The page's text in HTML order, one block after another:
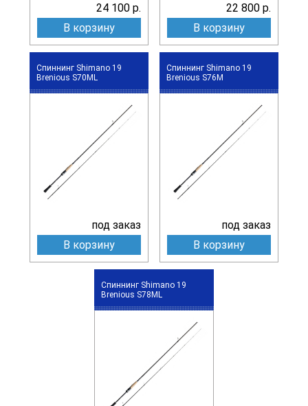
24 100 р.
В корзину
22 800 р.
В корзину
Спиннинг Shimano 19
Brenious S70ML
под заказ
В корзину
Спиннинг Shimano 19
Brenious S76M
под заказ
В корзину
Спиннинг Shimano 19
Brenious S78ML